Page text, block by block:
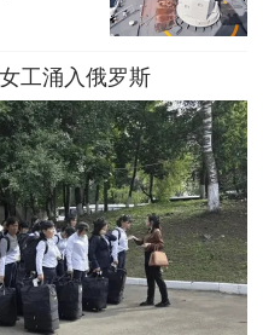
工涌入俄罗斯